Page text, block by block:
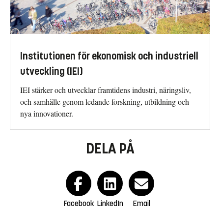
Institutionen för ekonomisk och industriell
utveckling (IEI)
IEI stärker och utvecklar framtidens industri, näringsliv,
och samhälle genom ledande forskning, utbildning och
nya innovationer.
DELA PÅ
Facebook LinkedIn Email